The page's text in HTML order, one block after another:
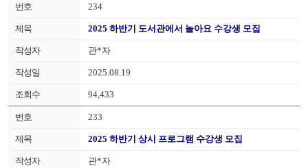
234
2025 하반기 도서관에서 놀아요 수강생 모집
관*자
2025.08.19
94,433
233
2025 하반기 상시 프로그램 수강생 모집
관*자